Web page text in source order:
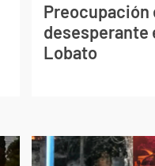
Preocupación
desesperante
Lobato